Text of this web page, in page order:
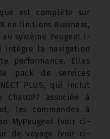
est complète sur
en finitions Business,
au système Peugeot i-
intègre la navigation
performance. Elles
pack de services
PLUS, qui inclut
associée à
les commandes à
MyPeugeot (voir ci-
de voyage (voir ci-